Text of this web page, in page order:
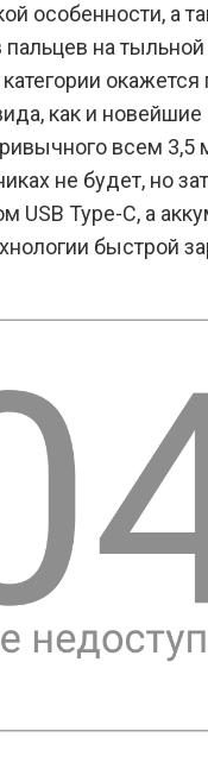
особенности, а
пальцев на тыльной
окажется
как и
всем 3,5
не будет, но
USB Type-C, а
быстрой